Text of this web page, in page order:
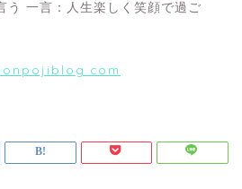
う 一言：人生楽しく笑顔で過ご